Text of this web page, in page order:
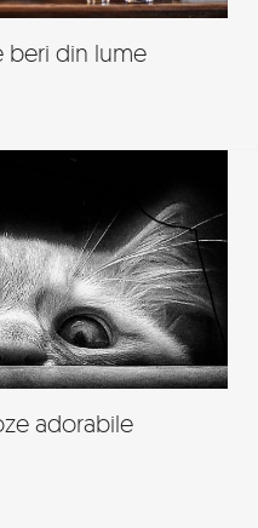
beri din lume
adorabile